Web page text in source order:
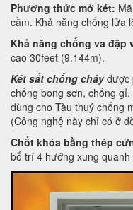
Phương thức mở két:
cầm. Khả năng chống lửa
Khả năng chống va đập
cao 30feet (9.144m).
Két sắt chống cháyđược
chống bong sơn, chống
dùng cho Tàu thuỷ chống
(Công nghệ này chỉ có ở
Chốt khóa bằng thép
bố trí 4 hướng xung